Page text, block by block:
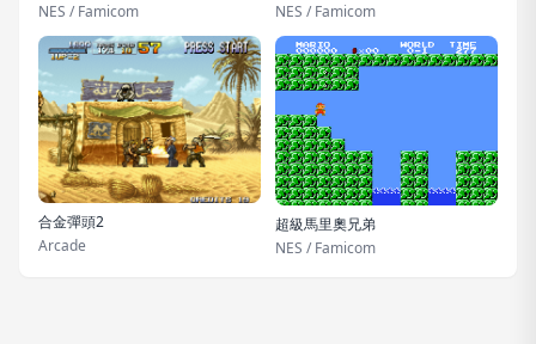
NES / Famicom
NES / Famicom
合金彈頭2
Arcade
超級馬里奧兄弟
NES / Famicom